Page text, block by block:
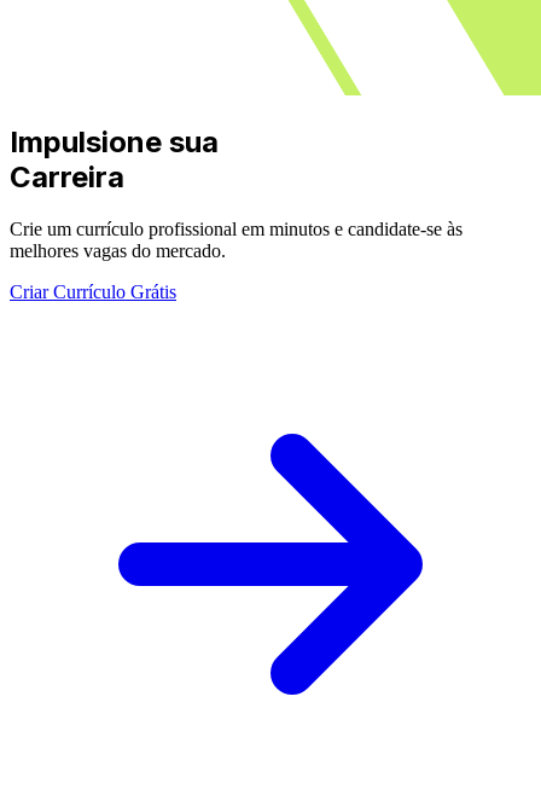
Impulsione sua
Carreira
Crie um currículo profissional em minutos e candidate-se às
melhores vagas do mercado.
Criar Currículo Grátis